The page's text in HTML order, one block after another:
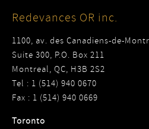
Redevances OR inc.
1100, av. des Canadiens-de-
Suite 300, P.O. Box 211
Montreal, QC, H3B 2S2
Tel : 1 (514) 940 0670
Fax : 1 (514) 940 0669
Toronto